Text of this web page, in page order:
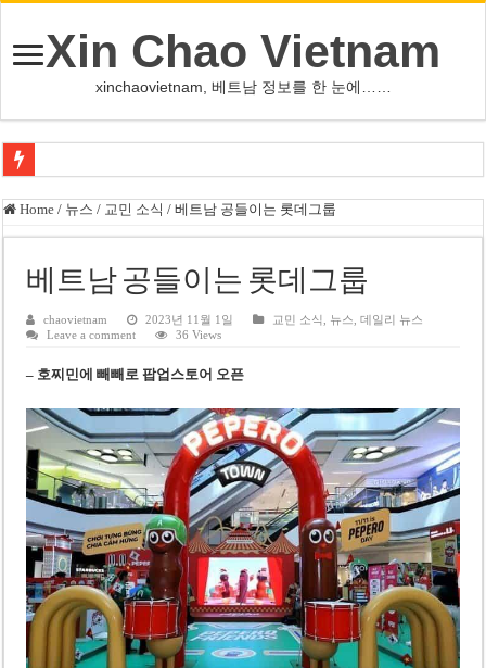
Xin Chao Vietnam
xinchaovietnam, 베트남 정보를 한 눈에……
하노이-하이퐁 고속도로 차량 투석 용의자 신원 확인
베트남 증시 업그레이드, 수십억 달러 유입 전망…수혜주는
베트남주식 VN지수 1,800선 돌파 기대…증권사, 유망 종목 제시
하노이 부동산 시장, 아파트 선호도 급부상…토지·단독주택 주춤
베트남주식 SST, 2025년 현금 배당 80% 결정…과거 최대 350% 지급 이력
베트남 전자비자 사기 웹사이트 주의…외국인 여행자 피해 경보
호주 젯스타, 내년부터 기내 수납칸 이용 유료화
베트남, 8월부터 토지·측량 처벌 강화… 기획사 코뮌 위원장 과태료 상한 50
호찌민시, 약 6,500㎡ 토지 용도변경 승인…리조트 개발 추진
Home / 뉴스 / 교민 소식 / 베트남 공들이는 롯데그룹
베트남 공들이는 롯데그룹
chaovietnam 2023년 11월 1일 교민 소식 뉴스 ,데일리 뉴스
Leave a comment
36 Views
– 호찌 민에 빼빼로 팝업스토어 오픈